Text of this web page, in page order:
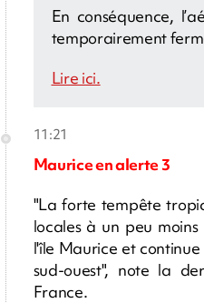
En conséquence,
temporairement
Lire ici.
11:21
Maurice en alerte 3
"La forte tempête
locales à un peu
l'île Maurice et
sud-ouest", note la
France.